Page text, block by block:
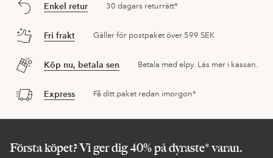
Enkel retur 30 dagars returrätt*
Fri frakt Gäller för postpaket över 599 SEK
Köp nu, betala sen Betala med elpy. Läs mer i kassan.
Express Få ditt paket redan imorgon*
Första köpet? Vi ger dig 40% på dyraste* varan.